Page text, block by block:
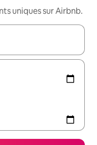
uniques sur Airbnb.
les en utilisant